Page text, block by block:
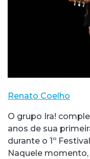
Renato Coelho
O grupo Ira!
anos de sua
durante o 1º
Naquele